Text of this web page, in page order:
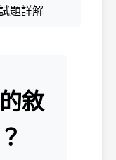
題詳解
敘